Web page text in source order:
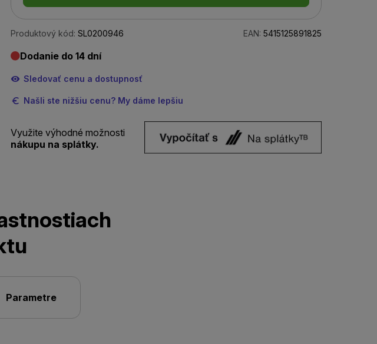
Produktový kód: SL0200946 EAN: 5415125891825
Dodanie do 14 dní
Sledovať cenu a dostupnosť
Našli ste nižšiu cenu? My dáme lepšiu
Využite výhodné možnosti
nákupu na splátky.
Parametre